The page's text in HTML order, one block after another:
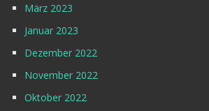
März 2023
Januar 2023
Dezember 2022
November 2022
Oktober 2022